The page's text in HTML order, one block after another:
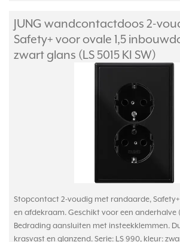
JUNG wandcontactdoos 2-
Safety+ voor ovale 1,5
zwart glans (LS 5015 KI SW)
Stopcontact 2-voudig met randaarde,
en afdekraam. Geschikt voor een anderhalve
Bedrading aansluiten met insteekklemmen.
krasvast en glanzend. Serie: LS 990, kleur: